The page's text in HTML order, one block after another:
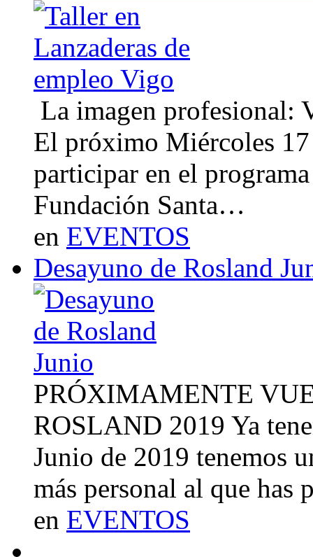
La imagen profesional:
El próximo Miércoles
participar en el
Fundación Santa…
en EVENTOS
Desayuno de Rosland
PRÓXIMAMENTE
ROSLAND 2019 Ya
Junio de 2019 tenemos
más personal al que
en EVENTOS